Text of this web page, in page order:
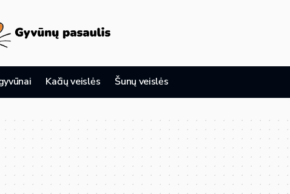
Kačių veislės Šunų veislės